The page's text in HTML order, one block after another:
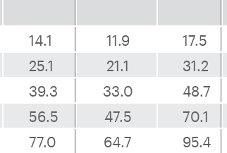
14.1 11.9 17.5
25.1 21.1 31.2
39.3 33.0 48.7
56.5 47.5 70.1
77.0 64.7 95.4